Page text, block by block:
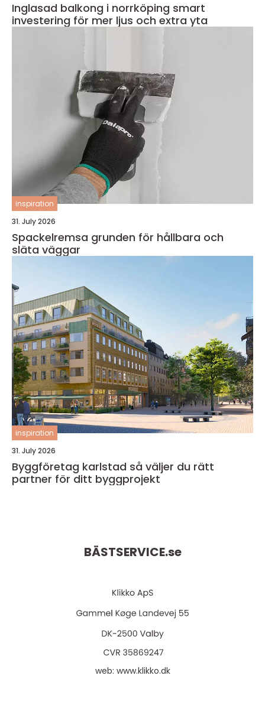
Inglasad balkong i norrköping smart
investering för mer ljus och extra yta
inspiration
31. July 2026
Spackelremsa grunden för hållbara och
släta väggar
inspiration
31. July 2026
Byggföretag karlstad så väljer du rätt
partner för ditt byggprojekt
BÄSTSERVICE.se
web: www.klikko.dk